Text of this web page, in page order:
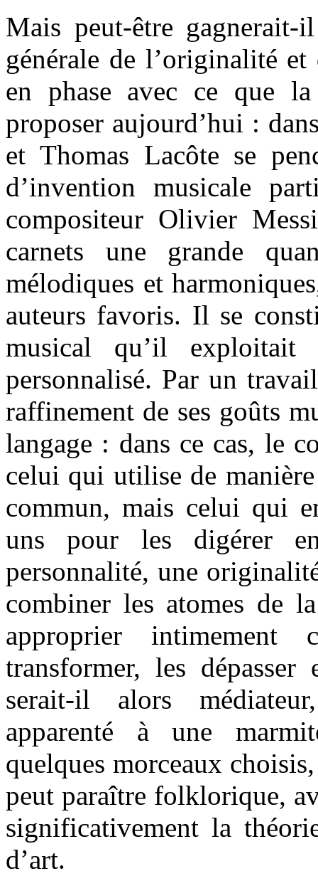
Mais peut-être gagnerait-
générale de l’originalité
en phase avec ce que
proposer aujourd’hui :
et Thomas Lacôte se
d’invention musicale
compositeur Olivier
carnets une grande
mélodiques et
auteurs favoris. Il se
musical qu’il exploitait
personnalisé. Par un
raffinement de ses goûts
langage : dans ce cas, le
celui qui utilise de
commun, mais celui qui
uns pour les digérer
personnalité, une
combiner les atomes de
approprier intimement
transformer, les
serait-il alors
apparenté à une
quelques morceaux
peut paraître folklorique,
significativement la
d’art.